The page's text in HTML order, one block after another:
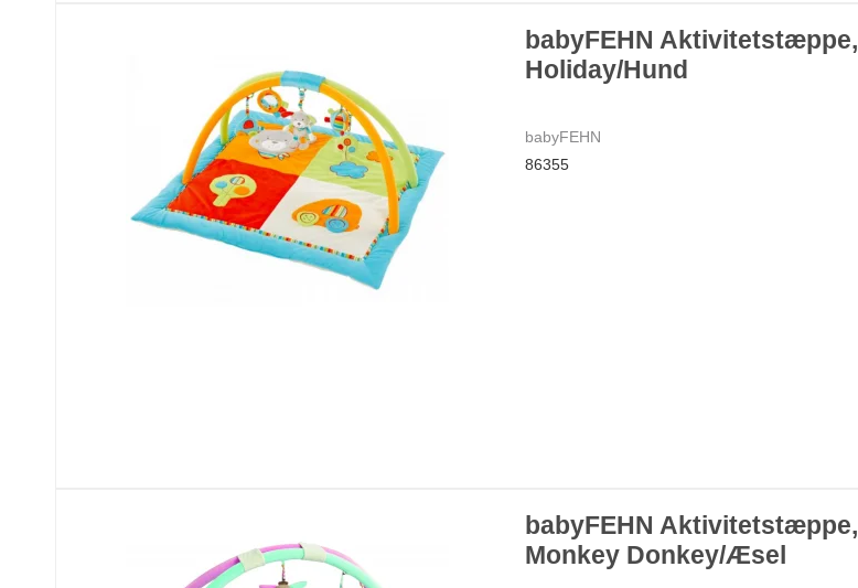
babyFEHN Aktivitetstæppe,
Holiday/Hund
babyFEHN
86355
babyFEHN Aktivitetstæppe,
Monkey Donkey/Æsel